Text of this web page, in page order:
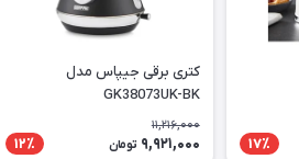
17٪
کتری برقی جیپاس مدل
GK38073UK-BK
11,216,000
9,921,000 تومان 12٪